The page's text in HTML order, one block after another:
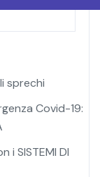
sprechi
Covid-19:
i SISTEMI DI